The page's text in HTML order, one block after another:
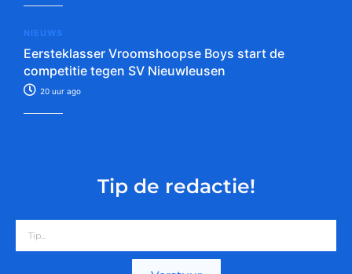
NIEUWS
Eersteklasser Vroomshoopse Boys start de
competitie tegen SV Nieuwleusen
20 uur ago
Tip de redactie!